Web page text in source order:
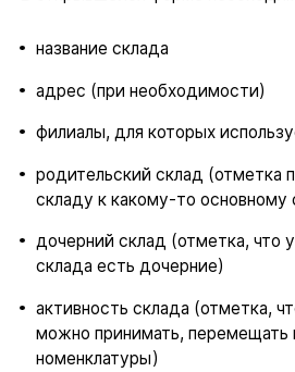
название склада
адрес (при необходимости)
филиалы, для которых
родительский склад (отметка
складу к какому-то основному
дочерний склад (отметка, что
склада есть дочерние)
активность склада (отметка,
можно принимать, перемещать
номенклатуры)